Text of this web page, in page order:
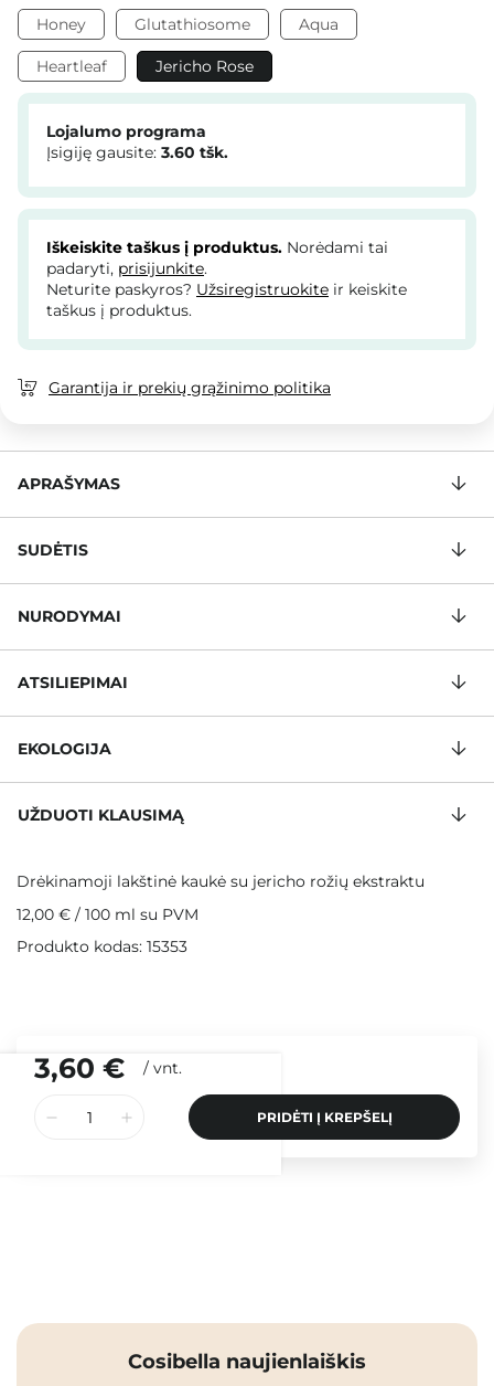
Honey
Glutathiosome Aqua
Heartleaf Jericho Rose
3,60 € / vnt.
PRIDĖTI Į KREPŠELĮ
Lojalumo programa
Įsigiję gausite: 3.60 tšk.
Iškeiskite taškus į produktus. Norėdami tai
padaryti, prisijunkite.
Neturite paskyros? Užsiregistruokite ir keiskite
taškus į produktus.
Garantija ir prekių grąžinimo politika
APRAŠYMAS
SUDĖTIS
NURODYMAI
ATSILIEPIMAI
EKOLOGIJA
UŽDUOTI KLAUSIMĄ
Drėkinamoji lakštinė kaukė su jericho rožių ekstraktu
12,00 € / 100 ml su PVM
Produkto kodas: 15353
Cosibella naujienlaiškis